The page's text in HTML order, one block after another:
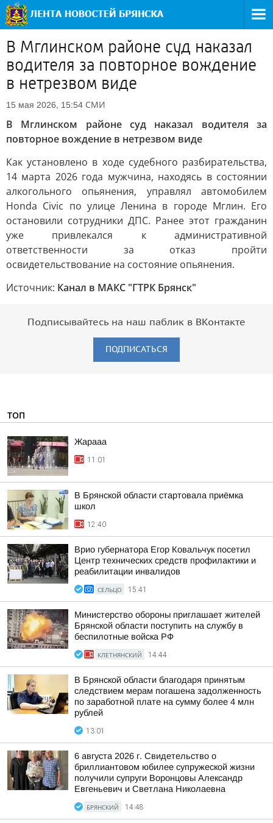
В Мглинском районе суд наказал
водителя за повторное вождение
в нетрезвом виде
15 мая 2026, 15:54 СМИ
В Мглинском районе суд наказал водителя за
повторное вождение в нетрезвом виде
Как установлено в ходе судебного разбирательства,
14 марта 2026 года мужчина, находясь в состоянии
алкогольного опьянения, управлял автомобилем
Honda Civic по улице Ленина в городе Мглин. Его
остановили сотрудники ДПС. Ранее этот гражданин
уже привлекался к административной
ответственности за отказ пройти
освидетельствование на состояние опьянения.
Источник: Канал в МАКС "ГТРК Брянск"
Подписывайтесь на наш паблик в ВКонтакте
ПОДПИСАТЬСЯ
ТОП
Жарааа
11:01
В Брянской области стартовала приёмка
школ
12:40
Врио губернатора Егор Ковальчук посетил
Центр технических средств профилактики и
реабилитации инвалидов
СЕЛЬЦО 15:41
Министерство обороны приглашает жителей
Брянской области поступить на службу в
беспилотные войска РФ
КЛЕТНЯНСКИЙ 14:44
В Брянской области благодаря принятым
следствием мерам погашена задолженность
по заработной плате на сумму более 4 млн
рублей
13:01
6 августа 2026 г. Свидетельство о
бриллиантовом юбилее супружеской жизни
получили супруги Воронцовы Александр
Евгеньевич и Светлана Николаевна
БРЯНСКИЙ 14:48